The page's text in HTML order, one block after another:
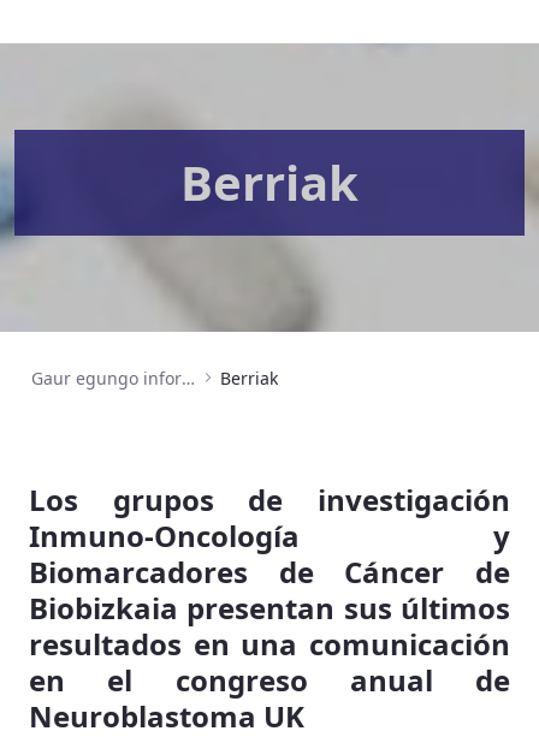
Berriak
Gaur egungo informazioa Berriak
Los grupos de investigación
Inmuno-Oncología y
Biomarcadores de Cáncer de
Biobizkaia presentan sus últimos
resultados en una comunicación
en el congreso anual de
Neuroblastoma UK